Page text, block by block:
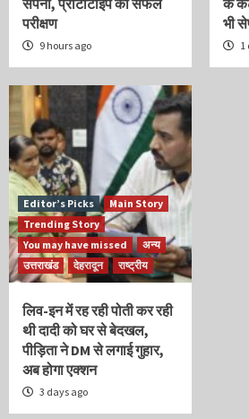
परीक्षण
9 hours ago
भी
1
Editor’s Picks
Main Story
Trending Story
You may have missed
अन्य
उत्तराखंड
देहरादून राष्ट्रीय
लिव-इन में रह रही पोती कर रही
थी दादी को घर से बेदखल,
पीड़िता ने DM से लगाई गुहार,
अब होगा एक्शन
3 days ago